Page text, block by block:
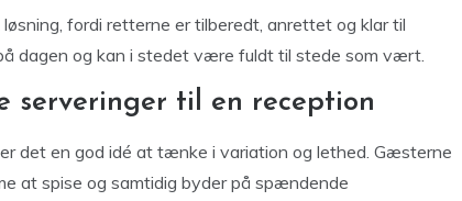
fordi retterne er tilberedt, anrettet og klar til
dagen og kan i stedet være fuldt til stede som vært.
serveringer til en reception
det en god idé at tænke i variation og lethed. Gæsterne
at spise og samtidig byder på spændende